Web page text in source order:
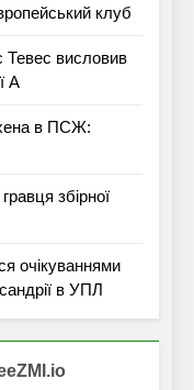
клуб
Тевес висловив
А
в ПСЖ:
збірної
очікуваннями
в УПЛ